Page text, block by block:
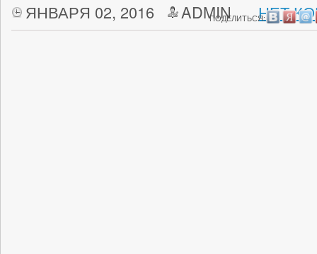
ЯНВАРЯ 02, 2016 ADMIN НЕТ
ПОДЕЛИТЬСЯ: